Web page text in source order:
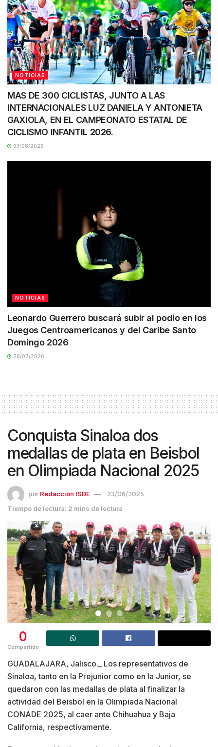
NOTICIAS
MAS DE 300 CICLISTAS, JUNTO A LAS
INTERNACIONALES LUZ DANIELA Y ANTONIETA
GAXIOLA, EN EL CAMPEONATO ESTATAL DE
CICLISMO INFANTIL 2026.
03/08/2026
NOTICIAS
Leonardo Guerrero buscará subir al podio en los
Juegos Centroamericanos y del Caribe Santo
Domingo 2026
29/07/2026
Conquista Sinaloa dos
medallas de plata en Beisbol
en Olimpiada Nacional 2025
por Redacción ISDE
23/06/2025
Tiempo de lectura: 2 mins de lectura
0
Compartido
GUADALAJARA, Jalisco._ Los representativos de
Sinaloa, tanto en la Prejunior como en la Junior, se
quedaron con las medallas de plata al finalizar la
actividad del Beisbol en la Olimpiada Nacional
CONADE 2025, al caer ante Chihuahua y Baja
California, respectivamente.